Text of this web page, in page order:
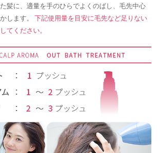
髪に、適量を手のひらでよくのばし、毛先中心
します。 下記使用量を目安に毛先など足りない
てください。